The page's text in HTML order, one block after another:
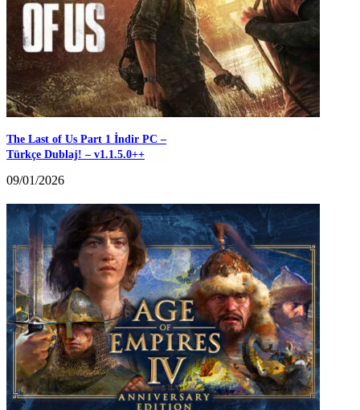
The Last of Us Part 1 İndir PC –
Türkçe Dublaj! – v1.1.5.0++
09/01/2026